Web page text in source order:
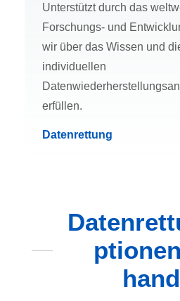
Unterstützt durch das
Forschungs- und
wir über das Wissen und
individuellen
erfüllen.
Datenrettung